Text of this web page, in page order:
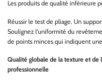
Les produits de qualité inférieure
Réussir le test de pliage. Un
Soulignez l'uniformité du
de points minces qui indiquent
Qualité globale de la texture et de
professionnelle